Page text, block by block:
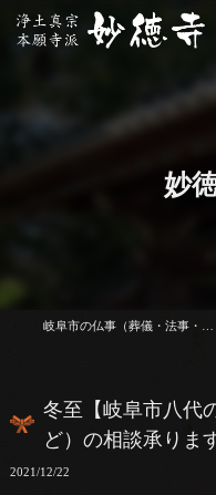
妙
冬至【岐阜市八代
ど）の相談承りま
2021/12/22